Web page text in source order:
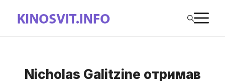
вмісту
Nicholas Galitzine отримав